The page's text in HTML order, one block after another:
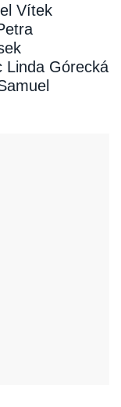
Vítek
Linda Górecká